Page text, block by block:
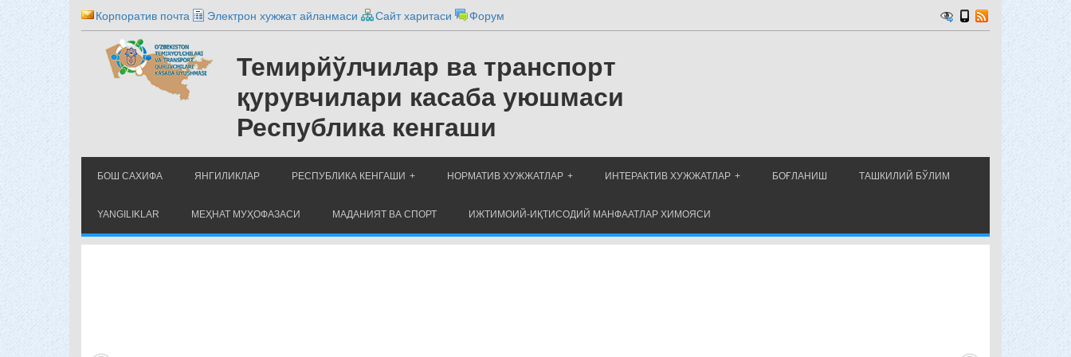
Корпоратив почта Электрон хужжат айланмаси Сайт харитаси Форум
Темирйўлчилар ва транспорт
қурувчилари касаба уюшмаси
Республика кенгаши
БОШ САХИФА ЯНГИЛИКЛАР РЕСПУБЛИКА КЕНГАШИ НОРМАТИВ ХУЖЖАТЛАР ИНТЕРАКТИВ ХУЖЖАТЛАР БОҒЛАНИШ ТАШКИЛИЙ БЎЛИМ
YANGILIKLAR МЕҲНАТ МУҲОФАЗАСИ МАДАНИЯТ ВА СПОРТ ИЖТИМОИЙ-ИҚТИСОДИЙ МАНФААТЛАР ХИМОЯСИ